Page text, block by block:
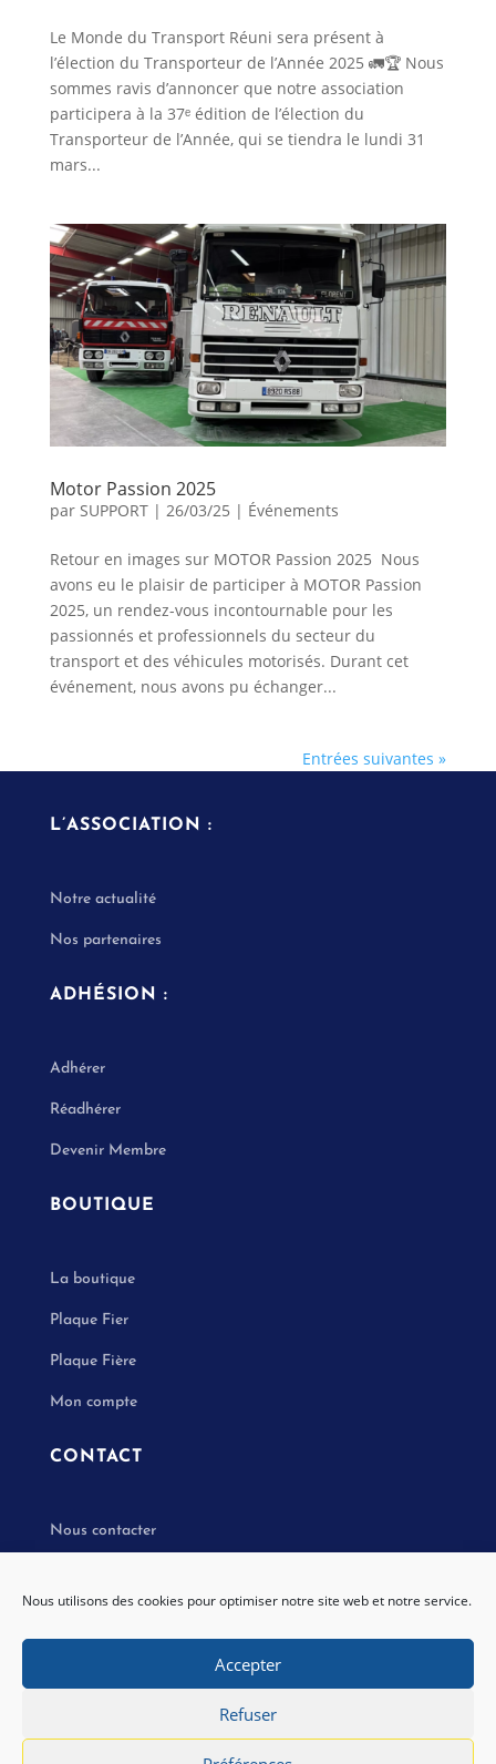
Nous utilisons des cookies pour optimiser notre site web et notre service.
Accepter
Refuser
Le Monde du Transport Réuni sera présent à
l’élection du Transporteur de l’Année 2025 🚛🏆 Nous
sommes ravis d’annoncer que notre association
participera à la 37ᵉ édition de l’élection du
Transporteur de l’Année, qui se tiendra le lundi 31
mars...
Motor Passion 2025
par SUPPORT| 26/03/25 | Événements
Retour en images sur MOTOR Passion 2025 Nous
avons eu le plaisir de participer à MOTOR Passion
2025, un rendez-vous incontournable pour les
passionnés et professionnels du secteur du
transport et des véhicules motorisés. Durant cet
événement, nous avons pu échanger...
Entrées suivantes »
L’ASSOCIATION :
Notre actualité
Nos partenaires
ADHÉSION :
Adhérer
Réadhérer
Devenir Membre
BOUTIQUE
La boutique
Plaque Fier
Plaque Fière
Mon compte
CONTACT
Nous contacter
Copyright © Le Monde Du Transport Réuni –
Politique de confidentialité
Conditions générales de ventes